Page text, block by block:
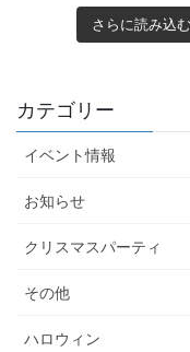
さらに読み込む
カテゴリー
イベント情報
お知らせ
クリスマスパーティ
その他
ハロウィン